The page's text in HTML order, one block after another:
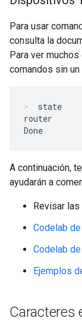
Para usar
consulta la
Para ver
comandos sin un
state
router
A continuación,
ayudarán a
Revisar las
Codelab
Codelab
Ejemplos
Caracteres